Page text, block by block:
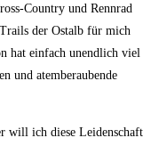
Country und Rennrad
der Ostalb für mich
hat einfach unendlich viel
und atemberaubende
will ich diese Leidenschaft